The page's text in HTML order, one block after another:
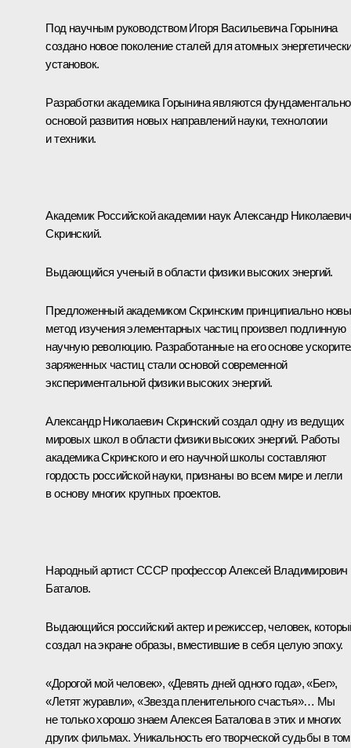
Под научным руководством Игоря Васильевича Горынина
создано новое поколение сталей для атомных
установок.
Разработки академика Горынина являются
основой развития новых направлений науки, технологии
и техники.
Академик Российской академии наук Александр Николаевич
Скринский.
Выдающийся ученый в области физики высоких энергий.
Предложенный академиком Скринским принципиально
метод изучения элементарных частиц произвел подлинную
научную революцию. Разработанные на его основе
заряженных частиц стали основой современной
экспериментальной физики высоких энергий.
Александр Николаевич Скринский создал одну из ведущих
мировых школ в области физики высоких энергий. Работы
академика Скринского и его научной школы составляют
гордость российской науки, признаны во всем мире и легли
в основу многих крупных проектов.
Народный артист СССР профессор Алексей Владимирович
Баталов.
Выдающийся российский актер и режиссер, человек,
создал на экране образы, вместившие в себя целую эпоху.
«Дорогой мой человек», «Девять дней одного года», «Бег»,
«Летят журавли», «Звезда пленительного счастья»… Мы
не только хорошо знаем Алексея Баталова в этих и многих
других фильмах. Уникальность его творческой судьбы в